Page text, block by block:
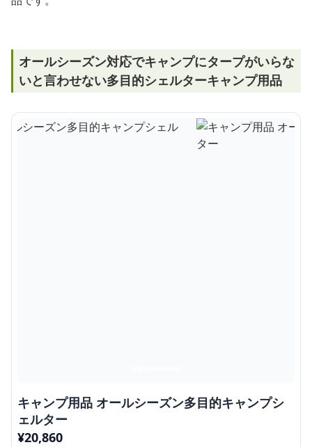
オールシーズン対応でキャンプにタープがいらな
いと言わせない多目的シェルターキャンプ用品
キャンプ用品 オールシーズン多目的キャンプシ
ェルター
¥20,860